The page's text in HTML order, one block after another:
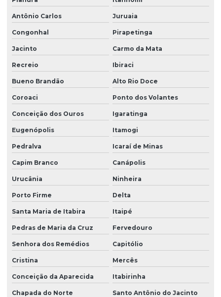
Antônio Carlos Juruaia
Congonhal Pirapetinga
Jacinto Carmo da Mata
Recreio Ibiraci
Bueno Brandão Alto Rio Doce
Coroaci Ponto dos Volantes
Conceição dos Ouros Igaratinga
Eugenópolis Itamogi
Pedralva Icaraí de Minas
Capim Branco Canápolis
Urucânia Ninheira
Porto Firme Delta
Santa Maria de Itabira Itaipé
Pedras de Maria da Cruz Fervedouro
Senhora dos Remédios Capitólio
Cristina Mercês
Conceição da Aparecida Itabirinha
Chapada do Norte Santo Antônio do Jacinto